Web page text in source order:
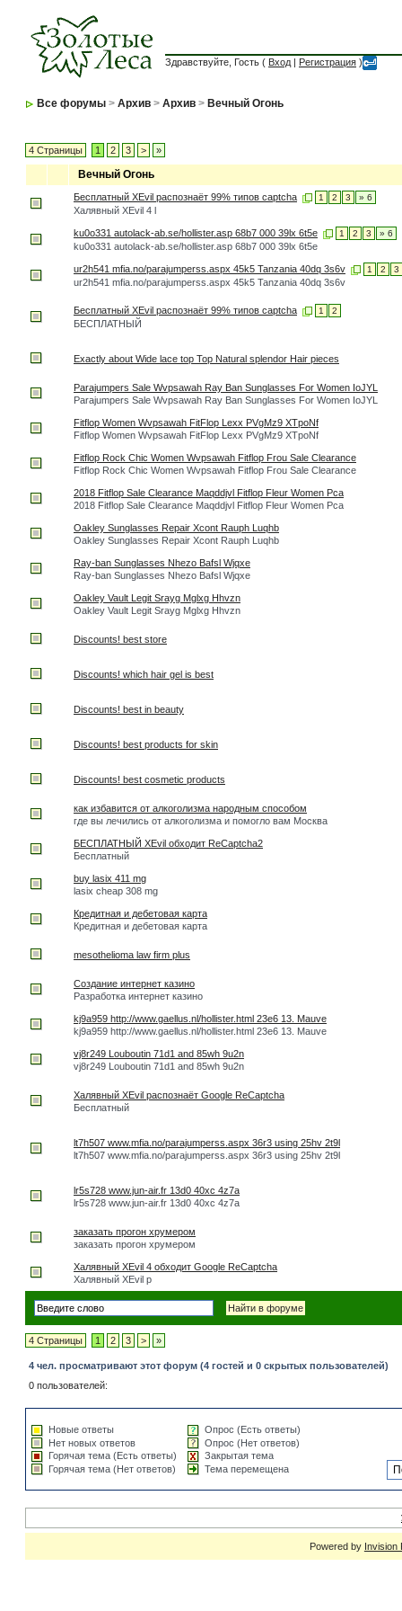
Здравствуйте, Гость ( Вход | Регистрация )
Все форумы > Архив > Архив > Вечный Огонь
4 Страницы 1 2 3 > »
Вечный Огонь
Бесплатный XEvil распознаёт 99% типов captcha 1 2 3 » 6
Халявный XEvil 4 l
ku0o331 autolack-ab.se/hollister.asp 68b7 000 39lx 6t5e 1 2 3 » 6
ku0o331 autolack-ab.se/hollister.asp 68b7 000 39lx 6t5e
ur2h541 mfia.no/parajumperss.aspx 45k5 Tanzania 40dq 3s6v 1 2 3
ur2h541 mfia.no/parajumperss.aspx 45k5 Tanzania 40dq 3s6v
Бесплатный XEvil распознаёт 99% типов captcha 1 2
БЕСПЛАТНЫЙ
Exactly about Wide lace top Top Natural splendor Hair pieces
Parajumpers Sale Wvpsawah Ray Ban Sunglasses For Women IoJYL
Parajumpers Sale Wvpsawah Ray Ban Sunglasses For Women IoJYL
Fitflop Women Wvpsawah FitFlop Lexx PVgMz9 XTpoNf
Fitflop Women Wvpsawah FitFlop Lexx PVgMz9 XTpoNf
Fitflop Rock Chic Women Wvpsawah Fitflop Frou Sale Clearance
Fitflop Rock Chic Women Wvpsawah Fitflop Frou Sale Clearance
2018 Fitflop Sale Clearance Maqddjvl Fitflop Fleur Women Pca
2018 Fitflop Sale Clearance Maqddjvl Fitflop Fleur Women Pca
Oakley Sunglasses Repair Xcont Rauph Luqhb
Oakley Sunglasses Repair Xcont Rauph Luqhb
Ray-ban Sunglasses Nhezo Bafsl Wjqxe
Ray-ban Sunglasses Nhezo Bafsl Wjqxe
Oakley Vault Legit Srayg Mglxg Hhvzn
Oakley Vault Legit Srayg Mglxg Hhvzn
Discounts! best store
Discounts! which hair gel is best
Discounts! best in beauty
Discounts! best products for skin
Discounts! best cosmetic products
как избавится от алкоголизма народным способом
где вы лечились от алкоголизма и помогло вам Москва
БЕСПЛАТНЫЙ XEvil обходит ReCaptcha2
Бесплатный
buy lasix 411 mg
lasix cheap 308 mg
Кредитная и дебетовая карта
Кредитная и дебетовая карта
mesothelioma law firm plus
Создание интернет казино
Разработка интернет казино
kj9a959 http://www.gaellus.nl/hollister.html 23e6 13. Mauve
kj9a959 http://www.gaellus.nl/hollister.html 23e6 13. Mauve
vj8r249 Louboutin 71d1 and 85wh 9u2n
vj8r249 Louboutin 71d1 and 85wh 9u2n
Халявный XEvil распознаёт Google ReCaptcha
Бесплатный
lt7h507 www.mfia.no/parajumperss.aspx 36r3 using 25hv 2t9l
lt7h507 www.mfia.no/parajumperss.aspx 36r3 using 25hv 2t9l
lr5s728 www.jun-air.fr 13d0 40xc 4z7a
lr5s728 www.jun-air.fr 13d0 40xc 4z7a
заказать прогон хрумером
заказать прогон хрумером
Халявный XEvil 4 обходит Google ReCaptcha
Халявный XEvil р
4 Страницы 1 2 3 > »
4 чел. просматривают этот форум (4 гостей и 0 скрытых пользователей)
0 пользователей:
Новые ответы
Нет новых ответов
Горячая тема (Есть ответы)
Горячая тема (Нет ответов)
Опрос (Есть ответы)
Опрос (Нет ответов)
Закрытая тема
Тема перемещена
Powered by Invision